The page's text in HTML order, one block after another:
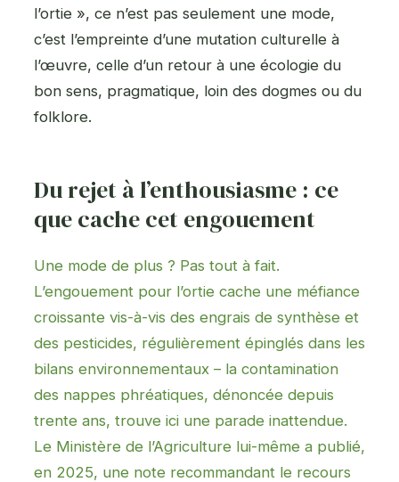
l’ortie », ce n’est pas seulement une mode,
c’est l’empreinte d’une mutation culturelle à
l’œuvre, celle d’un retour à une écologie du
bon sens, pragmatique, loin des dogmes ou du
folklore.
Du rejet à l’enthousiasme : ce
que cache cet engouement
Une mode de plus ? Pas tout à fait.
L’engouement pour l’ortie cache une méfiance
croissante vis-à-vis des engrais de synthèse et
des pesticides, régulièrement épinglés dans les
bilans environnementaux – la contamination
des nappes phréatiques, dénoncée depuis
trente ans, trouve ici une parade inattendue.
Le Ministère de l’Agriculture lui-même a publié,
en 2025, une note recommandant le recours